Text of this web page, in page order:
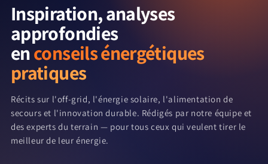
Inspiration, analyses
approfondies
enconseils énergétiques
pratiques
Récits sur l'off-grid, l'énergie solaire, l'alimentation de
secours et l'innovation durable. Rédigés par notre équipe et
des experts du terrain — pour tous ceux qui veulent tirer le
meilleur de leur énergie.